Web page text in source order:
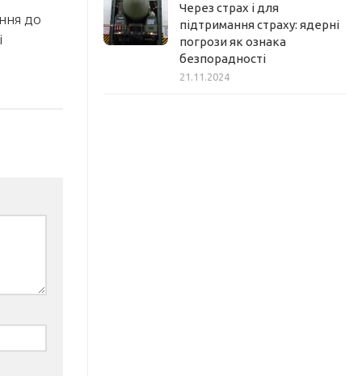
до
Через страх і для
підтримання страху: ядерні
погрози як ознака
безпорадності
21.11.2024